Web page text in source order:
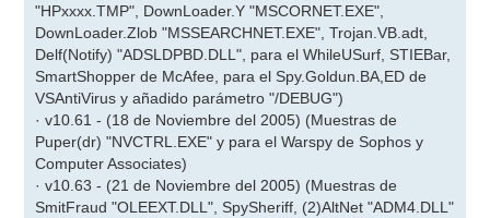
"HPxxxx.TMP", DownLoader.Y "MSCORNET.EXE",
DownLoader.Zlob "MSSEARCHNET.EXE", Trojan.VB.adt,
Delf(Notify) "ADSLDPBD.DLL", para el WhileUSurf, STIEBar,
SmartShopper de McAfee, para el Spy.Goldun.BA,ED de
VSAntiVirus y añadido parámetro "/DEBUG")
· v10.61 - (18 de Noviembre del 2005) (Muestras de
Puper(dr) "NVCTRL.EXE" y para el Warspy de Sophos y
Computer Associates)
· v10.63 - (21 de Noviembre del 2005) (Muestras de
SmitFraud "OLEEXT.DLL", SpySheriff, (2)AltNet "ADM4.DLL"